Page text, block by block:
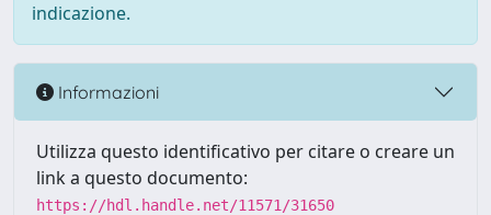
indicazione.
Informazioni
Utilizza questo identificativo per citare o creare un
link a questo documento:
https://hdl.handle.net/11571/31650